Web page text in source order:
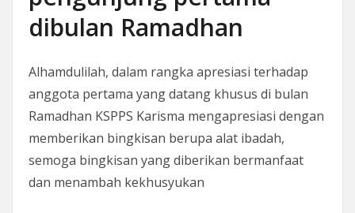
dibulan Ramadhan
Alhamdulilah, dalam rangka apresiasi terhadap
anggota pertama yang datang khusus di bulan
Ramadhan KSPPS Karisma mengapresiasi dengan
memberikan bingkisan berupa alat ibadah,
semoga bingkisan yang diberikan bermanfaat
dan menambah kekhusyukan